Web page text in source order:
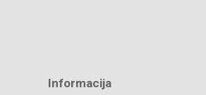
Informacija